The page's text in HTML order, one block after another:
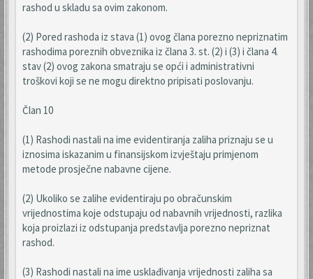
rashod u skladu sa ovim zakonom.
(2) Pored rashoda iz stava (1) ovog člana porezno nepriznatim
rashodima poreznih obveznika iz člana 3. st. (2) i (3) i člana 4.
stav (2) ovog zakona smatraju se opći i administrativni
troškovi koji se ne mogu direktno pripisati poslovanju.
Član 10
(1) Rashodi nastali na ime evidentiranja zaliha priznaju se u
iznosima iskazanim u finansijskom izvještaju primjenom
metode prosječne nabavne cijene.
(2) Ukoliko se zalihe evidentiraju po obračunskim
vrijednostima koje odstupaju od nabavnih vrijednosti, razlika
koja proizlazi iz odstupanja predstavlja porezno nepriznat
rashod.
(3) Rashodi nastali na ime usklađivanja vrijednosti zaliha sa